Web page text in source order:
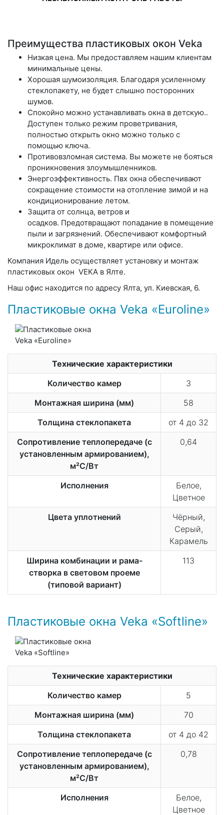
Преимущества пластиковых окон Veka
Низкая цена. Мы предоставляем нашим клиентам
минимальные цены.
Хорошая шумоизоляция. Благодаря усиленному
стеклопакету, не будет слышно посторонних
шумов.
Спокойно можно устанавливать окна в детскую..
Доступен только режим проветривания,
полностью открыть окно можно только с
помощью ключа.
Противовзломная система. Вы можете не бояться
проникновения злоумышленников.
Энергоэффективность. Пвх окна обеспечивают
сокращение стоимости на отопление зимой и на
кондиционирование летом.
Защита от солнца, ветров и
осадков. Предотвращают попадание в помещение
пыли и загрязнений. Обеспечивают комфортный
микроклимат в доме, квартире или офисе.
Компания Идель осуществляет установку и монтаж
пластиковых окон VEKA в Ялте.
Наш офис находится по адресу Ялта, ул. Киевская, 6.
Пластиковые окна Veka «Euroline»
Технические характеристики
Количество камер
3
Монтажная ширина (мм)
58
Толщина стеклопакета
от 4 до 32
Сопротивление теплопередаче (с
установленным армированием),
м²С/Вт
0,64
Исполнения
Белое,
Цветное
Цвета уплотнений
Чёрный,
Серый,
Карамель
Ширина комбинации и рама-
створка в световом проеме
(типовой вариант)
113
Пластиковые окна Veka «Softline»
Технические характеристики
Количество камер
5
Монтажная ширина (мм)
70
Толщина стеклопакета
от 4 до 42
Сопротивление теплопередаче (с
установленным армированием),
м²С/Вт
0,78
Исполнения
Белое,
Цветное